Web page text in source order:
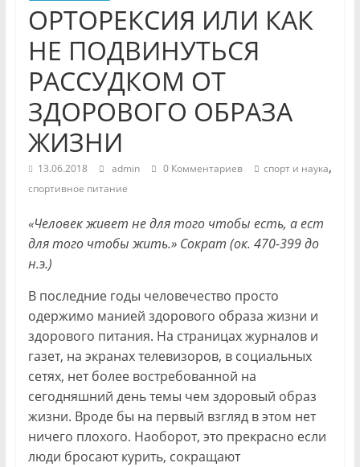
ОРТОРЕКСИЯ ИЛИ КАК
НЕ ПОДВИНУТЬСЯ
РАССУДКОМ ОТ
ЗДОРОВОГО ОБРАЗА
ЖИЗНИ
13.06.2018 admin 0 Комментариев спорт и наука,
спортивное питание
«Человек живет не для того чтобы есть, а ест
для того чтобы жить.» Сократ (ок. 470-399 до
н.э.)
В последние годы человечество просто
одержимо манией здорового образа жизни и
здорового питания. На страницах журналов и
газет, на экранах телевизоров, в социальных
сетях, нет более востребованной на
сегодняшний день темы чем здоровый образ
жизни. Вроде бы на первый взгляд в этом нет
ничего плохого. Наоборот, это прекрасно если
люди бросают курить, сокращают